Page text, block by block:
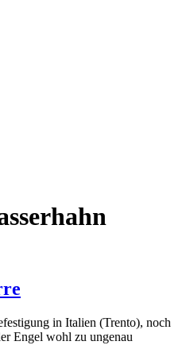
in Italien (Trento), noch
Engel wohl zu ungenau